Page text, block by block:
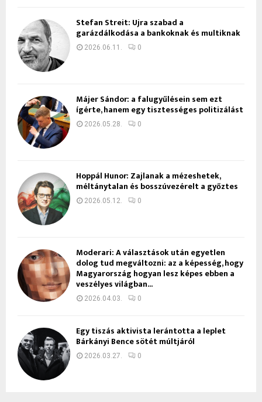
Stefan Streit: Újra szabad a
garázdálkodása a bankoknak és multiknak
2026.06.11. 0
Májer Sándor: a falugyűlésein sem ezt
ígérte, hanem egy tisztességes politizálást
2026.05.28. 0
Hoppál Hunor: Zajlanak a mézeshetek,
méltánytalan és bosszúvezérelt a győztes
2026.05.12. 0
Moderari: A választások után egyetlen
dolog tud megváltozni: az a képesség, hogy
Magyarország hogyan lesz képes ebben a
veszélyes világban...
2026.04.03. 0
Egy tiszás aktivista lerántotta a leplet
Bárkányi Bence sötét múltjáról
2026.03.27. 0